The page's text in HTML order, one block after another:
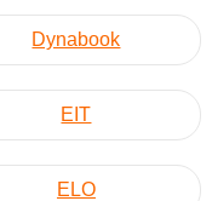
Dynabook
EIT
ELO